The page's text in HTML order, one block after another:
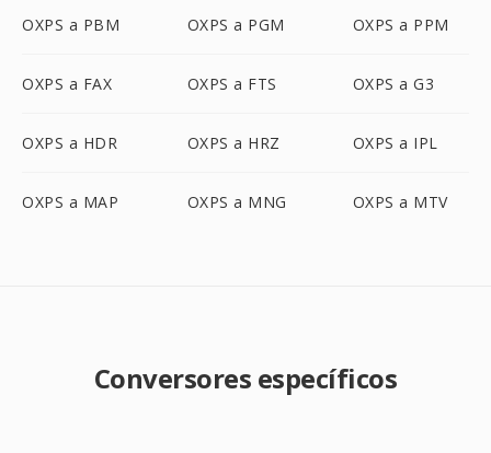
OXPS a PBM OXPS a PGM OXPS a PPM
OXPS a FAX OXPS a FTS OXPS a G3
OXPS a HDR OXPS a HRZ OXPS a IPL
OXPS a MAP OXPS a MNG OXPS a MTV
Conversores específicos